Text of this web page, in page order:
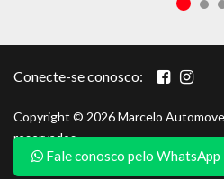
Fale conosco pelo WhatsApp
Conecte-se conosco:
Copyright © 2026 Marcelo
reservados.
Portal porautow